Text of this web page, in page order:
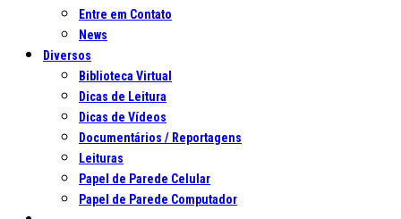
Entre em Contato
News
Diversos
Biblioteca Virtual
Dicas de Leitura
Dicas de Vídeos
Documentários / Reportagens
Leituras
Papel de Parede Celular
Papel de Parede Computador